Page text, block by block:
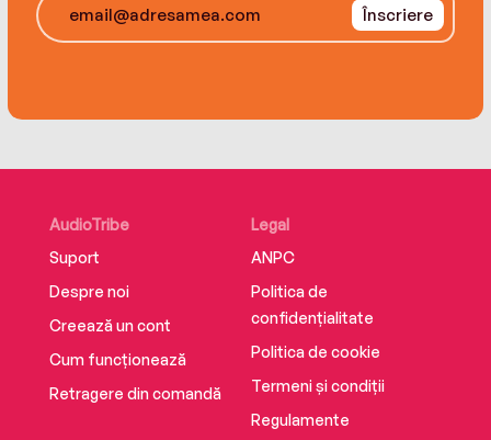
Înscriere
AudioTribe
Suport
Despre noi
Creează un cont
Cum funcționează
Retragere din comandă
Legal
ANPC
Politica de
confidențialitate
Politica de cookie
Termeni și condiții
Regulamente